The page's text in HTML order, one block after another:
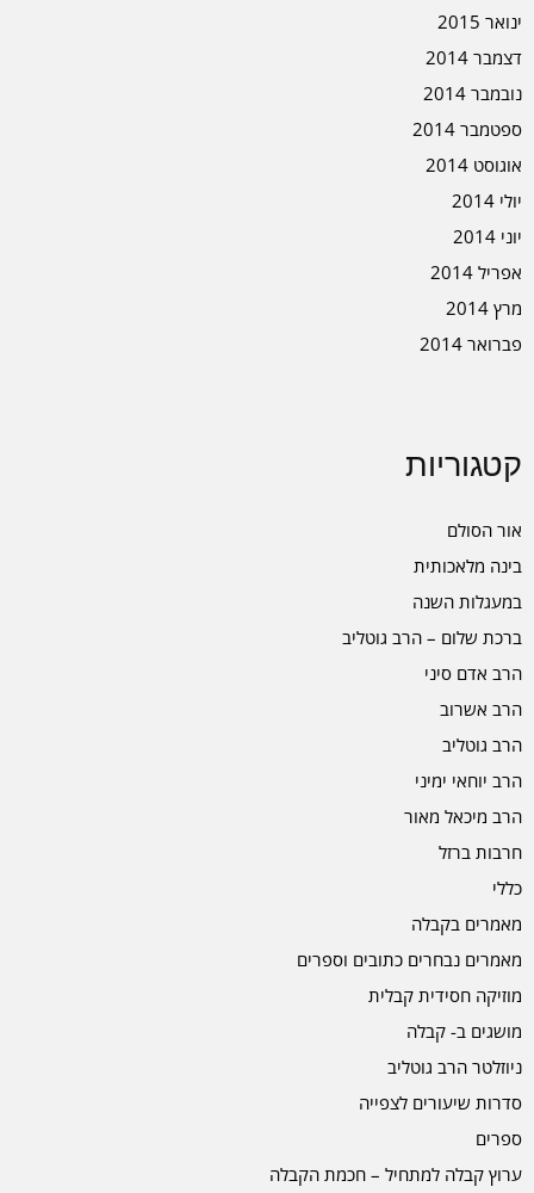
ינואר 2015
דצמבר 2014
נובמבר 2014
ספטמבר 2014
אוגוסט 2014
יולי 2014
יוני 2014
אפריל 2014
מרץ 2014
פברואר 2014
קטגוריות
אור הסולם
בינה מלאכותית
במעגלות השנה
ברכת שלום – הרב גוטליב
הרב אדם סיני
הרב אשרוב
הרב גוטליב
הרב יוחאי ימיני
הרב מיכאל מאור
חרבות ברזל
כללי
מאמרים בקבלה
מאמרים נבחרים כתובים וספרים
מוזיקה חסידית קבלית
מושגים ב- קבלה
ניוזלטר הרב גוטליב
סדרות שיעורים לצפייה
ספרים
ערוץ קבלה למתחיל – חכמת הקבלה